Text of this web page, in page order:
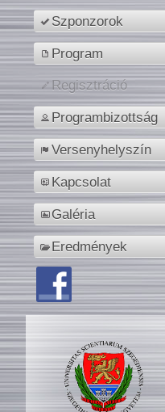
Szponzorok
Program
Regisztráció
Programbizottság
Versenyhelyszín
Kapcsolat
Galéria
Eredmények